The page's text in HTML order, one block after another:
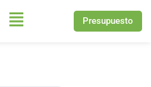
Presupuesto